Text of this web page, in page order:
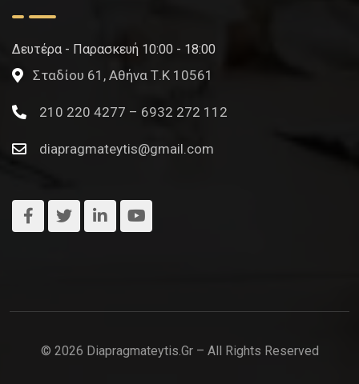
Δευτέρα - Παρασκευή 10:00 - 18:00
Σταδίου 61, Αθήνα Τ.Κ 10561
210 220 4277 – 6932 272 112
diapragmateytis@gmail.com
© 2026 Diapragmateytis.gr – All Rights Reserved